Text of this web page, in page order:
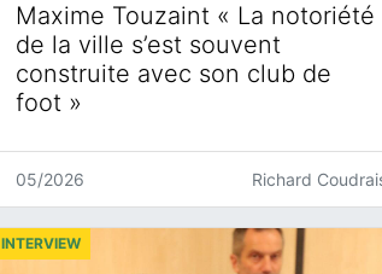
Maxime Touzaint « La notoriété
de la ville s’est souvent
construite avec son club de
foot »
05/2026 Richard
INTERVIEW